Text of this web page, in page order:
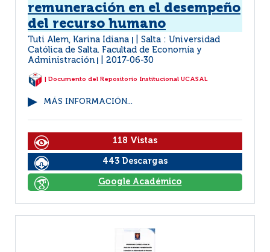
remuneración en el desempeño
del recurso humano
Tuti Alem, Karina Idiana
Salta : Universidad
Católica de Salta. Facultad de Economía y
Administración
2017-06-30
| Documento del Repositorio Institucional UCASAL
MÁS INFORMACIÓN...
118 Vistas
443 Descargas
Google Académico